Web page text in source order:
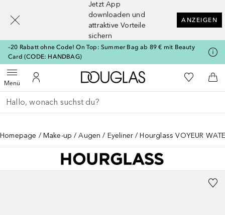
Jetzt App
downloaden und
attraktive Vorteile
sichern
ANZEIGEN
–20 Rabatt ohne Code! On Top: Summer Bag ab 89 € mit Beauty
Card (CODE: HANDBAG)
MenüMenü öffnenZu Meinem Kundenkonto
Zur Douglas Startseite
Zu Meiner
Gehe zurück
Suche ausführen
Homepage Make-up Augen Eyeliner Hourglass VOYEUR
[navigation.slideout.screenreader]